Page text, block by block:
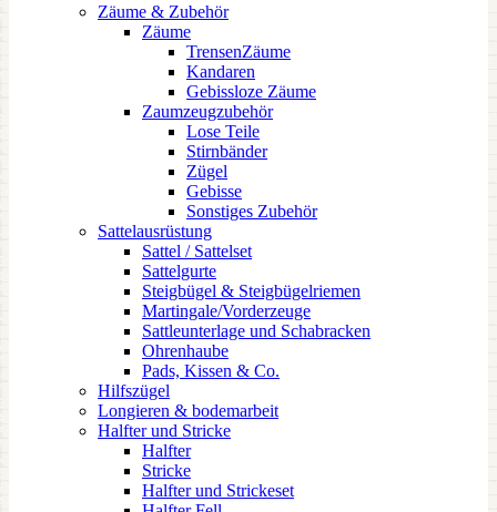
Zäume & Zubehör
Zäume
TrensenZäume
Kandaren
Gebissloze Zäume
Zaumzeugzubehör
Lose Teile
Stirnbänder
Zügel
Gebisse
Sonstiges Zubehör
Sattelausrüstung
Sattel / Sattelset
Sattelgurte
Steigbügel & Steigbügelriemen
Martingale/Vorderzeuge
Sattleunterlage und Schabracken
Ohrenhaube
Pads, Kissen & Co.
Hilfszügel
Longieren & bodemarbeit
Halfter und Stricke
Halfter
Stricke
Halfter und Strickeset